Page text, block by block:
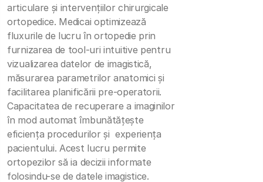
articulare și intervențiilor chirurgicale
ortopedice. Medicai optimizează
fluxurile de lucru în ortopedie prin
furnizarea de tool-uri intuitive pentru
vizualizarea datelor de imagistică,
măsurarea parametrilor anatomici și
facilitarea planificării pre-operatorii.
Capacitatea de recuperare a imaginilor
în mod automat îmbunătățește
eficiența procedurilor și experiența
pacientului. Acest lucru permite
ortopezilor să ia decizii informate
folosindu-se de datele imagistice.